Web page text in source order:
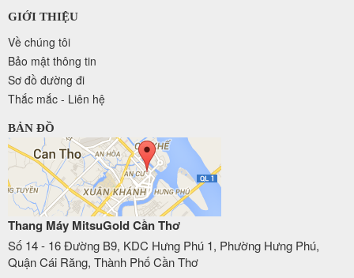
GIỚI THIỆU
Về chúng tôi
Bảo mật thông tin
Sơ đồ đường đi
Thắc mắc - Liên hệ
BẢN ĐỒ
Thang Máy MitsuGold Cần Thơ
Số 14 - 16 Đường B9, KDC Hưng Phú 1, Phường Hưng Phú,
Quận Cái Răng, Thành Phố Cần Thơ